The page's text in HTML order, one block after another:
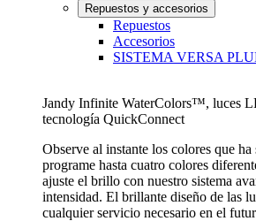
Repuestos y accesorios
Repuestos
Accesorios
SISTEMA VERSA
Jandy Infinite WaterColors™, luces
tecnología QuickConnect
Observe al instante los colores que
programe hasta cuatro colores
ajuste el brillo con nuestro sistema
intensidad. El brillante diseño de las
cualquier servicio necesario en el